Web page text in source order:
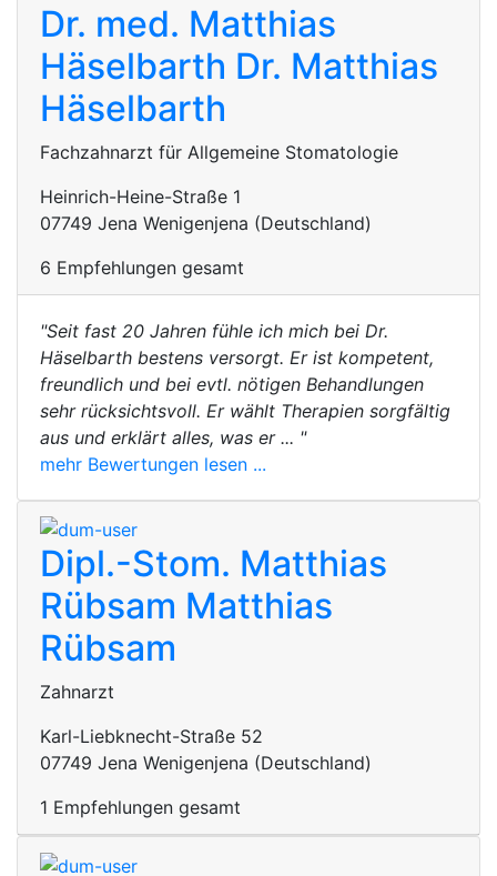
Dr. med. Matthias
Häselbarth Dr. Matthias
Häselbarth
Fachzahnarzt für Allgemeine Stomatologie
Heinrich-Heine-Straße 1
07749 Jena Wenigenjena (Deutschland)
6 Empfehlungen gesamt
"Seit fast 20 Jahren fühle ich mich bei Dr.
Häselbarth bestens versorgt. Er ist kompetent,
freundlich und bei evtl. nötigen Behandlungen
sehr rücksichtsvoll. Er wählt Therapien sorgfältig
aus und erklärt alles, was er ... "
mehr Bewertungen lesen ...
Dipl.-Stom. Matthias
Rübsam Matthias
Rübsam
Zahnarzt
Karl-Liebknecht-Straße 52
07749 Jena Wenigenjena (Deutschland)
1 Empfehlungen gesamt